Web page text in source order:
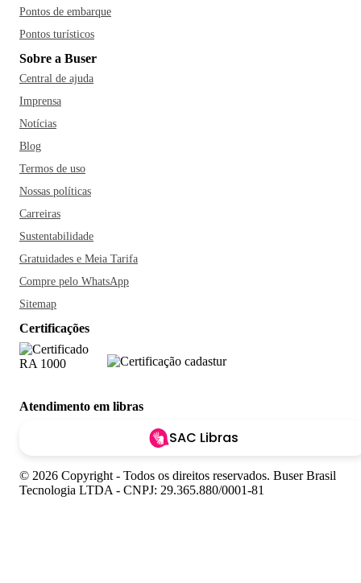
Pontos de embarque
Pontos turísticos
Sobre a Buser
Central de ajuda
Imprensa
Notícias
Blog
Termos de uso
Nossas políticas
Carreiras
Sustentabilidade
Gratuidades e Meia Tarifa
Compre pelo WhatsApp
Sitemap
Certificações
Atendimento em libras
SAC Libras
© 2026 Copyright - Todos os direitos reservados. Buser Brasil
Tecnologia LTDA - CNPJ: 29.365.880/0001-81